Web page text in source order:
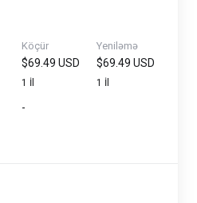
Köçür
$69.49 USD
1 İl
Yeniləmə
$69.49 USD
1 İl
-